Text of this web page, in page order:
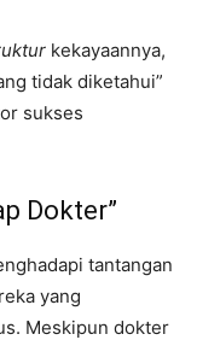
kekayaannya,
tidak diketahui”
sukses
Dokter”
tantangan
yang
Meskipun dokter